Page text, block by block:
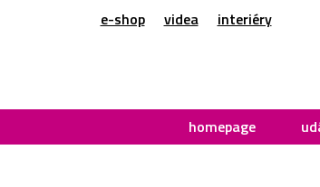
e-shop videa interiéry
homepage